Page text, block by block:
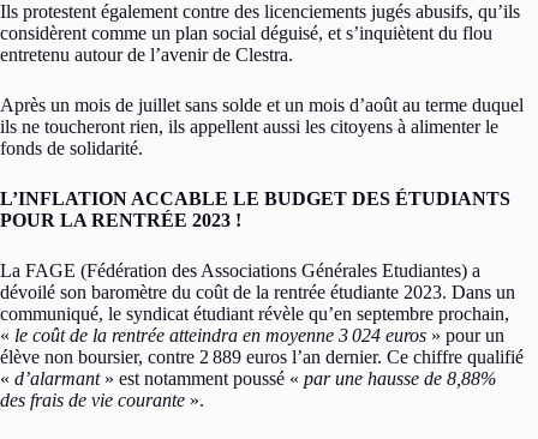
Ils protestent également contre des licenciements jugés abusifs, qu’ils
considèrent comme un plan social déguisé, et s’inquiètent du flou
entretenu autour de l’avenir de Clestra.
Après un mois de juillet sans solde et un mois d’août au terme duquel
ils ne toucheront rien, ils appellent aussi les citoyens à alimenter le
fonds de solidarité.
L’INFLATION ACCABLE LE BUDGET DES ÉTUDIANTS
POUR LA RENTRÉE 2023 !
La FAGE (Fédération des Associations Générales Etudiantes) a
dévoilé son baromètre du coût de la rentrée étudiante 2023. Dans un
communiqué, le syndicat étudiant révèle qu’en septembre prochain,
« le coût de la rentrée atteindra en moyenne 3 024 euros » pour un
élève non boursier, contre 2 889 euros l’an dernier. Ce chiffre qualifié
« d’alarmant » est notamment poussé « par une hausse de 8,88%
des frais de vie courante ».